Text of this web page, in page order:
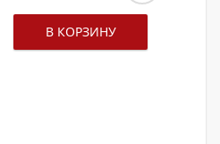
В КОРЗИНУ